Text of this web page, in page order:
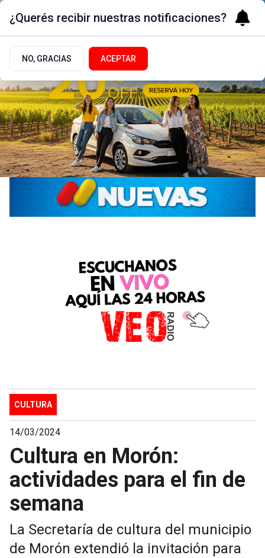
CULTURA
14/03/2024
Cultura en Morón:
actividades para el fin de
semana
La Secretaría de cultura del municipio
de Morón extendió la invitación para
¿Querés recibir nuestras notificaciones?
NO, GRACIAS ACEPTAR